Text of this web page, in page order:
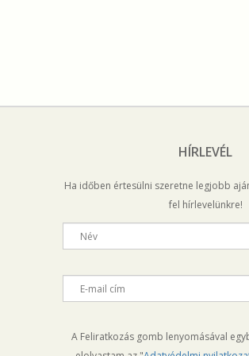
HÍRLEVÉL
Ha időben értesülni szeretne legjobb
fel hírlevelünkre!
Név
E-mail cím
A Feliratkozás gomb lenyomásával